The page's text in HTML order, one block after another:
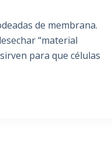
de membrana.
“material
para que células